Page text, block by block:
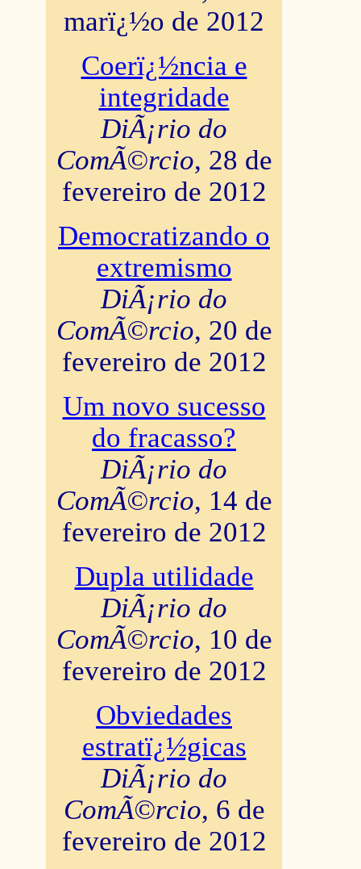
marï¿½o de 2012
Coerï¿½ncia e
integridade
DiÃ¡rio do
ComÃ©rcio, 28 de
fevereiro de 2012
Democratizando o
extremismo
DiÃ¡rio do
ComÃ©rcio, 20 de
fevereiro de 2012
Um novo sucesso
do fracasso?
DiÃ¡rio do
ComÃ©rcio, 14 de
fevereiro de 2012
Dupla utilidade
DiÃ¡rio do
ComÃ©rcio, 10 de
fevereiro de 2012
Obviedades
estratï¿½gicas
DiÃ¡rio do
ComÃ©rcio, 6 de
fevereiro de 2012